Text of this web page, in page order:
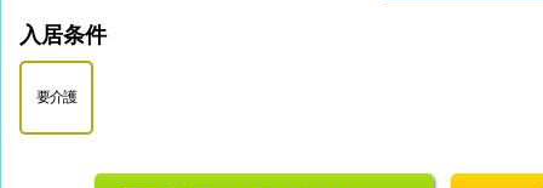
入居条件
要介護